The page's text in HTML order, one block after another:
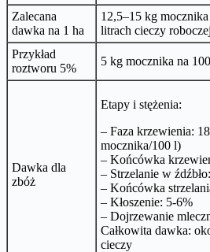
Zalecana
dawka na 1 ha
12,5–15 kg
litrach cieczy roboczej
Przykład
roztworu 5%
5 kg mocznika na
Dawka dla
zbóż
Etapy i stężenia:
– Faza krzewienia:
mocznika/100 l)
– Końcówka
– Strzelanie w
– Końcówka
– Kłoszenie: 5-6%
– Dojrzewanie
Całkowita dawka:
cieczy